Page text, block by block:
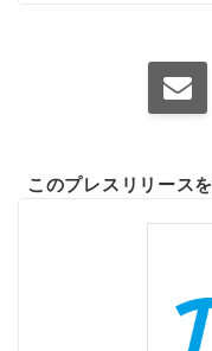
このプレスリリース